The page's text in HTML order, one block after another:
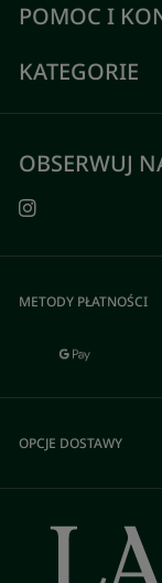
POMOC I
KATEGORIE
OBSERWUJ
METODY PŁATNOŚCI
OPCJE DOSTAWY